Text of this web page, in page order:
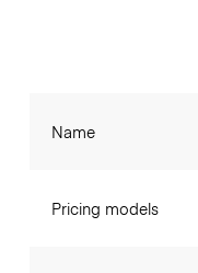
Name
Pricing models